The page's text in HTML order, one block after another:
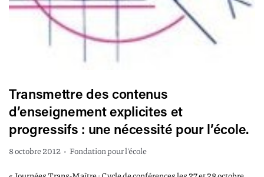
Transmettre des contenus
d’enseignement explicites et
progressifs : une nécessité pour l’école.
8 octobre 2012 • Fondation pour l'école